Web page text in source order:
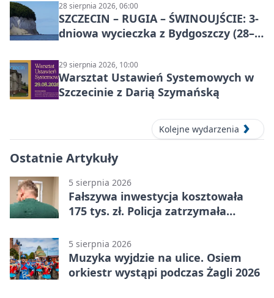
28 sierpnia 2026, 06:00
SZCZECIN – RUGIA – ŚWINOUJŚCIE: 3-
dniowa wycieczka z Bydgoszczy (28–
29 sierpnia 2026, 10:00
Warsztat Ustawień Systemowych w
Szczecinie z Darią Szymańską
Kolejne wydarzenia
Ostatnie Artykuły
5 sierpnia 2026
Fałszywa inwestycja kosztowała
175 tys. zł. Policja zatrzymała
5 sierpnia 2026
Muzyka wyjdzie na ulice. Osiem
orkiestr wystąpi podczas Żagli 2026